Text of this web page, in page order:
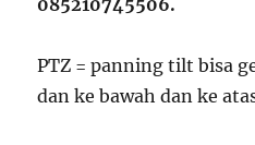
085210745506.
PTZ = panning tilt bisa
dan ke bawah dan ke